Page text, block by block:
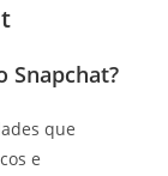
Snapchat?
que
e